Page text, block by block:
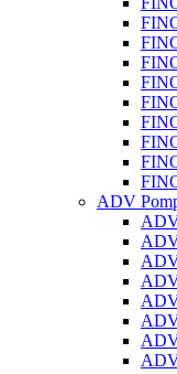
ADV